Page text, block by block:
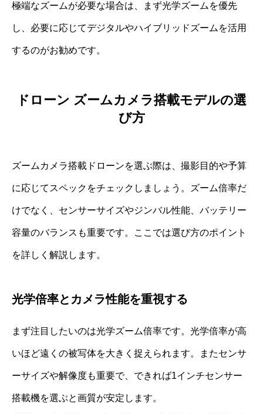
極端なズームが必要な場合は、まず光学ズームを優先
し、必要に応じてデジタルやハイブリッドズームを活用
するのがお勧めです。
ドローン ズームカメラ搭載モデルの選
び方
ズームカメラ搭載ドローンを選ぶ際は、撮影目的や予算
に応じてスペックをチェックしましょう。ズーム倍率だ
けでなく、センサーサイズやジンバル性能、バッテリー
容量のバランスも重要です。ここでは選び方のポイント
を詳しく解説します。
光学倍率とカメラ性能を重視する
まず注目したいのは光学ズーム倍率です。光学倍率が高
いほど遠くの被写体を大きく捉えられます。またセンサ
ーサイズや解像度も重要で、できれば1インチセンサー
搭載機を選ぶと画質が安定します。